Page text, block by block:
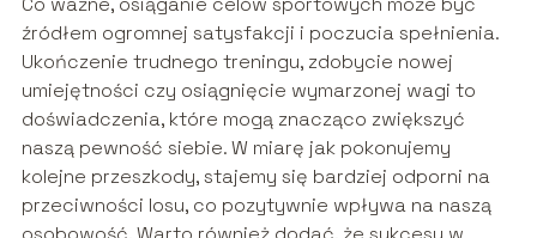
źródłem ogromnej satysfakcji i poczucia spełnienia.
Ukończenie trudnego treningu, zdobycie nowej
umiejętności czy osiągnięcie wymarzonej wagi to
doświadczenia, które mogą znacząco zwiększyć
naszą pewność siebie. W miarę jak pokonujemy
kolejne przeszkody, stajemy się bardziej odporni na
przeciwności losu, co pozytywnie wpływa na naszą